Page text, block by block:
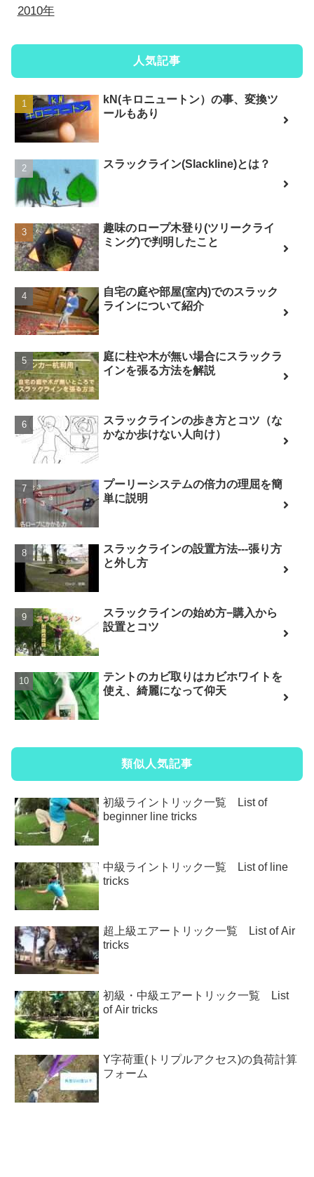
2010年
人気記事
kN(キロニュートン）の事、変換ツ
ールもあり
スラックライン(Slackline)とは？
趣味のロープ木登り(ツリークライ
ミング)で判明したこと
自宅の庭や部屋(室内)でのスラック
ラインについて紹介
庭に柱や木が無い場合にスラックラ
インを張る方法を解説
スラックラインの歩き方とコツ（な
かなか歩けない人向け）
プーリーシステムの倍力の理屈を簡
単に説明
スラックラインの設置方法---張り方
と外し方
スラックラインの始め方−購入から
設置とコツ
テントのカビ取りはカビホワイトを
使え、綺麗になって仰天
類似人気記事
初級ライントリック一覧 List of
beginner line tricks
中級ライントリック一覧 List of line
tricks
超上級エアートリック一覧 List of Air
tricks
初級・中級エアートリック一覧 List
of Air tricks
Y字荷重(トリプルアクセス)の負荷計算
フォーム